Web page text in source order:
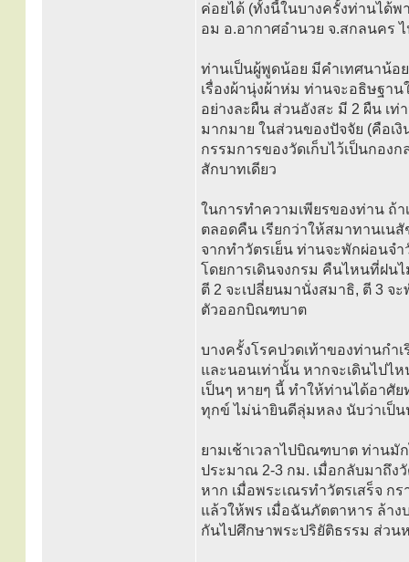
ค่อยได้ (ทั้งนี้ในบางครั้งท่านได้พ
อม อ.อากาศอำนวย จ.สกลนคร
ท่านเป็นผู้พูดน้อย มีคำเทศนาน้อ
เรื่องผ้านุ่งผ้าห่ม ท่านจะอธิษฐา
อย่างละผืน ส่วนอังสะ มี 2 ผืน เท่
มากมาย ในส่วนของปัจจัย (คือเ
กรรมการของวัดเก็บไว้เป็นกอ
สักบาทเดียว
ในการทำความเพียรของท่าน ถ้
ตลอดคืน เรียกว่าให้สมาทานเ
จากทำวัตรเย็น ท่านจะพักผ่อนจ
โดยการเดินจงกรม คืนไหนที่ฝน
ตี 2 จะเปลี่ยนมานั่งสมาธิ, ตี 3 จ
ตัวออกบิณฑบาต
บางครั้งโรคปวดเท้าของท่านกำ
และนอนเท่านั้น หากจะเดินไปไ
เป็นๆ หายๆ นี้ ทำให้ท่านได้อาศั
ทุกข์ ไม่น่ายินดีลุ่มหลง นับว่าเป็
ยามเช้าเวลาไปบิณฑบาต ท่านมั
ประมาณ 2-3 กม. เมื่อกลับมาถึง
หาก เมื่อพระเณรทำวัตรเสร็จ ก
แล้วให้พร เมื่อฉันภัตตาหาร ล้าง
กันไปศึกษาพระปริยัติธรรม ส่ว